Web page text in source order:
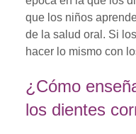
que los niños
de la salud oral. Si
hacer lo mismo con
¿Cómo
los dientes